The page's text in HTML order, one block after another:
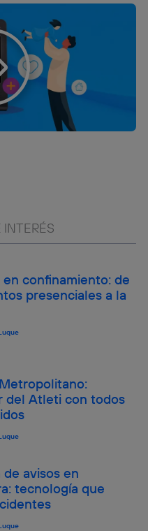
confinamiento: de
presenciales a la
del Atleti con todos
de avisos en
tecnología que